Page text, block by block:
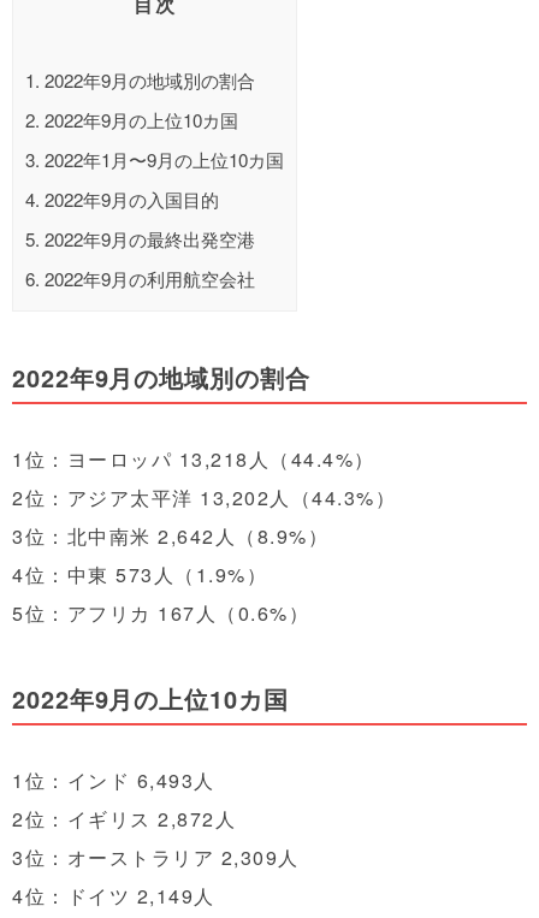
1. 2022年9月の地域別の割合
2. 2022年9月の上位10カ国
3. 2022年1月〜9月の上位10カ国
4. 2022年9月の入国目的
5. 2022年9月の最終出発空港
6. 2022年9月の利用航空会社
2022年9月の地域別の割合
1位：ヨーロッパ 13,218人（44.4%）
2位：アジア太平洋 13,202人（44.3%）
3位：北中南米 2,642人（8.9%）
4位：中東 573人（1.9%）
5位：アフリカ 167人（0.6%）
2022年9月の上位10カ国
1位：インド 6,493人
2位：イギリス 2,872人
3位：オーストラリア 2,309人
4位：ドイツ 2,149人